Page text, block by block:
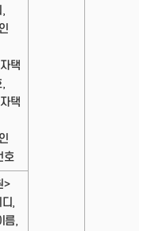
,
택
,
택
호
>
,
름,